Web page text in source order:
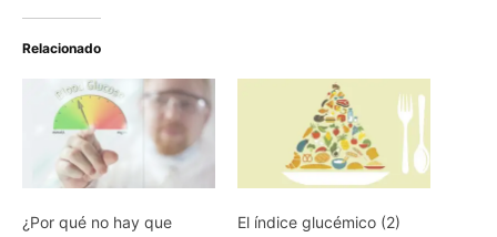
Relacionado
¿Por qué no hay que
El índice glucémico (2)